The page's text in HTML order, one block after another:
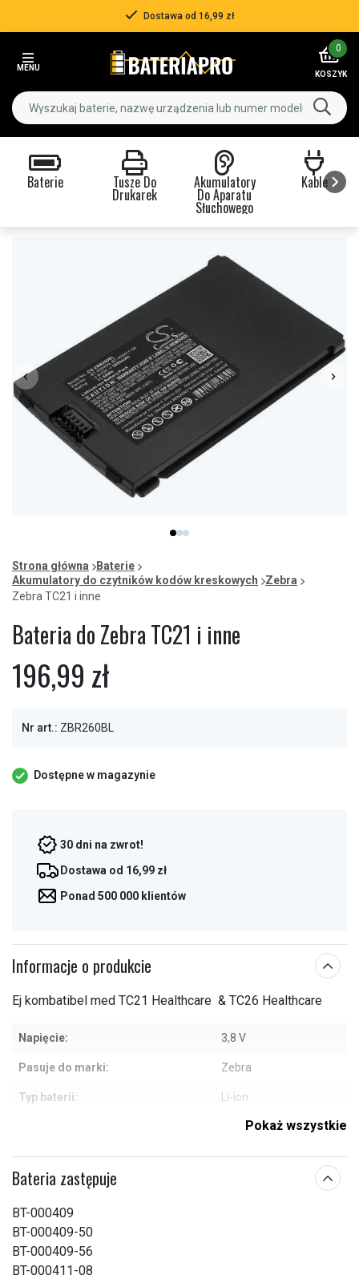
Dostawa od 16,99 zł
MENU
0
KOSZYK
Baterie Tusze Do
Drukarek
Akumulatory
Do Aparatu
Słuchowego
Kable
item
item
item
of
3
Strona główna
Baterie
Akumulatory do czytników kodów kreskowych
Zebra
Zebra TC21 i inne
Bateria do Zebra TC21 i inne
196,99 zł
Nr art.: ZBR260BL
Dostępne w magazynie
30 dni na zwrot!
Dostawa od 16,99 zł
Ponad 500 000 klientów
Informacje o produkcie
Ej kombatibel med TC21 Healthcare & TC26 Healthcare
Napięcie: 3,8 V
Pasuje do marki: Zebra
Typ baterii: Li-ion
Wymiary:
102,40 x 62,80 x 6,94
Pojemność:
Sprawdź, co oznaczają poszczególne parametry
Pokaż wszystkie
Bateria zastępuje
BT-000409
BT-000409-50
BT-000409-56
BT-000411-08